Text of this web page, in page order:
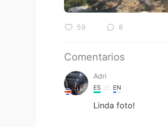
59 8
Comentarios
Adri
ES EN
Linda foto!